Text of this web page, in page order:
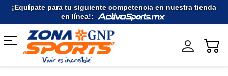
¡Equípate para tu siguiente competencia en nuestra tienda
en línea!: